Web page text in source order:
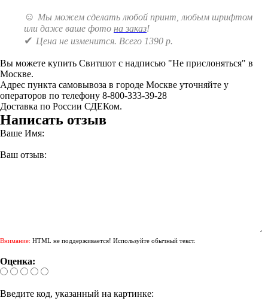
☺ Мы можем сделать любой принт, любым шрифтом
или даже ваше фото на заказ!
✔ Цена не изменится. Всего 1390 р.
Вы можете купить Свитшот с надписью "Не прислоняться" в
Москве.
Адрес пункта самовывоза в городе Москве уточняйте у
операторов по телефону 8-800-333-39-28
Доставка по России СДЕКом.
Написать отзыв
Ваше Имя:
Ваш отзыв:
Внимание: HTML не поддерживается! Используйте обычный текст.
Оценка:
Введите код, указанный на картинке: